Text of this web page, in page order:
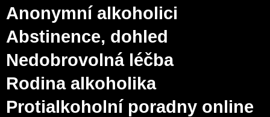
Anonymní alkoholici
Abstinence, dohled
Nedobrovolná léčba
Rodina alkoholika
Protialkoholní poradny online